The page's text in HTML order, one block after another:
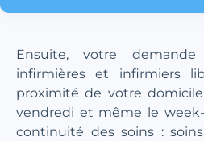
Ensuite, votre
infirmières et infirmiers
proximité de votre
vendredi et même le
continuité des soins :